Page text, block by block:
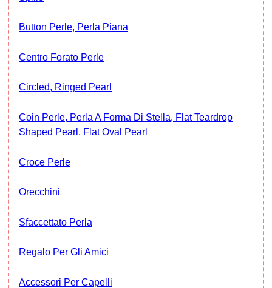
Button Perle, Perla Piana
Centro Forato Perle
Circled, Ringed Pearl
Coin Perle, Perla A Forma Di Stella, Flat Teardrop
Shaped Pearl, Flat Oval Pearl
Croce Perle
Orecchini
Sfaccettato Perla
Regalo Per Gli Amici
Accessori Per Capelli